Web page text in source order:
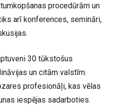
procedūrām un
arī konferences, semināri,
30 tūkstošus
un citām valstīm.
profesionāļi, kas vēlas
iespējas sadarboties.